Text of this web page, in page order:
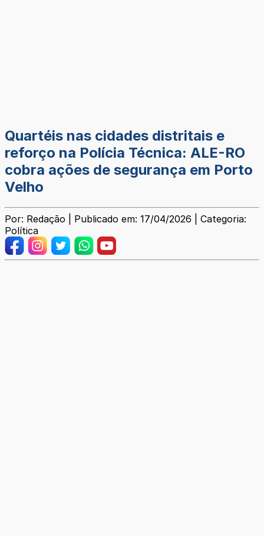
Quartéis nas cidades distritais e
reforço na Polícia Técnica: ALE-RO
cobra ações de segurança em Porto
Velho
Por: Redação | Publicado em: 17/04/2026 | Categoria:
Política